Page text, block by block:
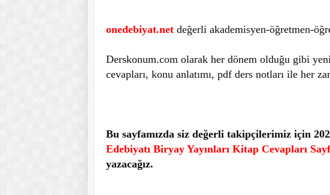
onedebiyat.net değerli akademisyen-öğretmen-
Derskonum.com olarak her dönem olduğu gibi
cevapları, konu anlatımı, pdf ders notları ile her
Bu sayfamızda siz değerli takipçilerimiz için
Edebiyatı Biryay Yayınları Kitap Cevapları
yazacağız.